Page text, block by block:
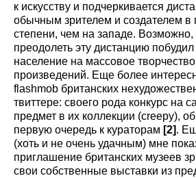
к искусству и подчеркивается
обычным зрителем и создателем в
степени, чем на западе.
преодолеть эту дистанцию
население на массовое
произведений. Еще более
flashmob британских
твиттере: своего рода конкурс на
предмет в их коллекции (creepy),
первую очередь к кураторам [2].
(хоть и не очень удачным) мне
приглашение британских музеев
свои собственные выставки из